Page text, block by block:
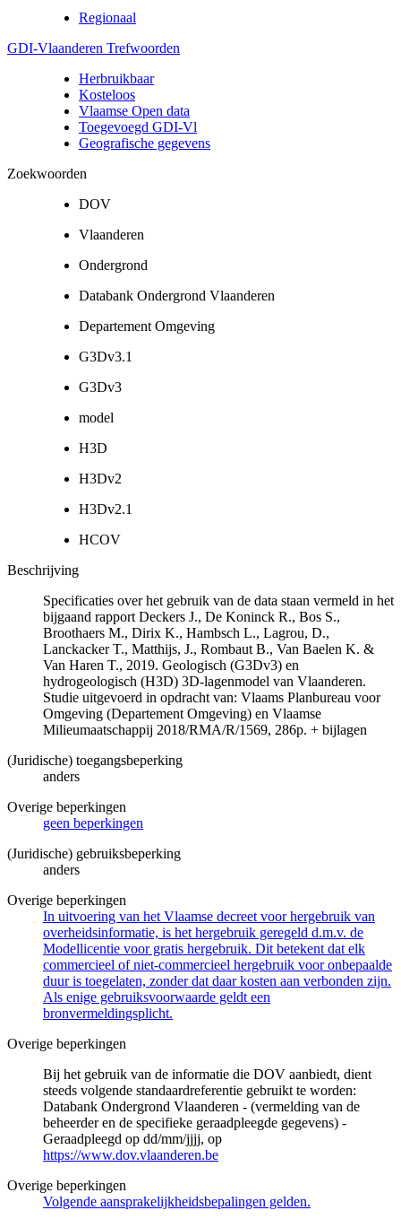
Regionaal
GDI-Vlaanderen Trefwoorden
Herbruikbaar
Kosteloos
Vlaamse Open data
Toegevoegd GDI-Vl
Geografische gegevens
Zoekwoorden
DOV
Vlaanderen
Ondergrond
Databank Ondergrond Vlaanderen
Departement Omgeving
G3Dv3.1
G3Dv3
model
H3D
H3Dv2
H3Dv2.1
HCOV
Beschrijving
Specificaties over het gebruik van de data staan vermeld in het
bijgaand rapport Deckers J., De Koninck R., Bos S.,
Broothaers M., Dirix K., Hambsch L., Lagrou, D.,
Lanckacker T., Matthijs, J., Rombaut B., Van Baelen K. &
Van Haren T., 2019. Geologisch (G3Dv3) en
hydrogeologisch (H3D) 3D-lagenmodel van Vlaanderen.
Studie uitgevoerd in opdracht van: Vlaams Planbureau voor
Omgeving (Departement Omgeving) en Vlaamse
Milieumaatschappij 2018/RMA/R/1569, 286p. + bijlagen
(Juridische) toegangsbeperking
anders
Overige beperkingen
geen beperkingen
(Juridische) gebruiksbeperking
anders
Overige beperkingen
In uitvoering van het Vlaamse decreet voor hergebruik van
overheidsinformatie, is het hergebruik geregeld d.m.v. de
Modellicentie voor gratis hergebruik. Dit betekent dat elk
commercieel of niet-commercieel hergebruik voor onbepaalde
duur is toegelaten, zonder dat daar kosten aan verbonden zijn.
Als enige gebruiksvoorwaarde geldt een
bronvermeldingsplicht.
Overige beperkingen
Bij het gebruik van de informatie die DOV aanbiedt, dient
steeds volgende standaardreferentie gebruikt te worden:
Databank Ondergrond Vlaanderen - (vermelding van de
beheerder en de specifieke geraadpleegde gegevens) -
Geraadpleegd op dd/mm/jjjj, op
https://www.dov.vlaanderen.be
Overige beperkingen
Volgende aansprakelijkheidsbepalingen gelden.